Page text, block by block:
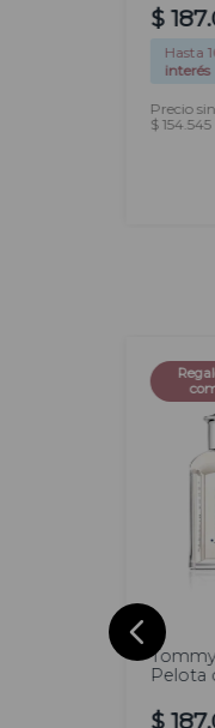
$ 187.
Hasta
interés
Precio
$ 154.545
100
Pelota
$ 187.